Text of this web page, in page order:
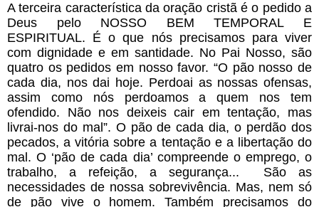
A terceira característica da oração cristã é o pedido a
Deus pelo NOSSO BEM TEMPORAL E
ESPIRITUAL. É o que nós precisamos para viver
com dignidade e em santidade. No Pai Nosso, são
quatro os pedidos em nosso favor. “O pão nosso de
cada dia, nos dai hoje. Perdoai as nossas ofensas,
assim como nós perdoamos a quem nos tem
ofendido. Não nos deixeis cair em tentação, mas
livrai-nos do mal”. O pão de cada dia, o perdão dos
pecados, a vitória sobre a tentação e a libertação do
mal. O ‘pão de cada dia’ compreende o emprego, o
trabalho, a refeição, a segurança...  São as
necessidades de nossa sobrevivência. Mas, nem só
de pão vive o homem. Também precisamos do